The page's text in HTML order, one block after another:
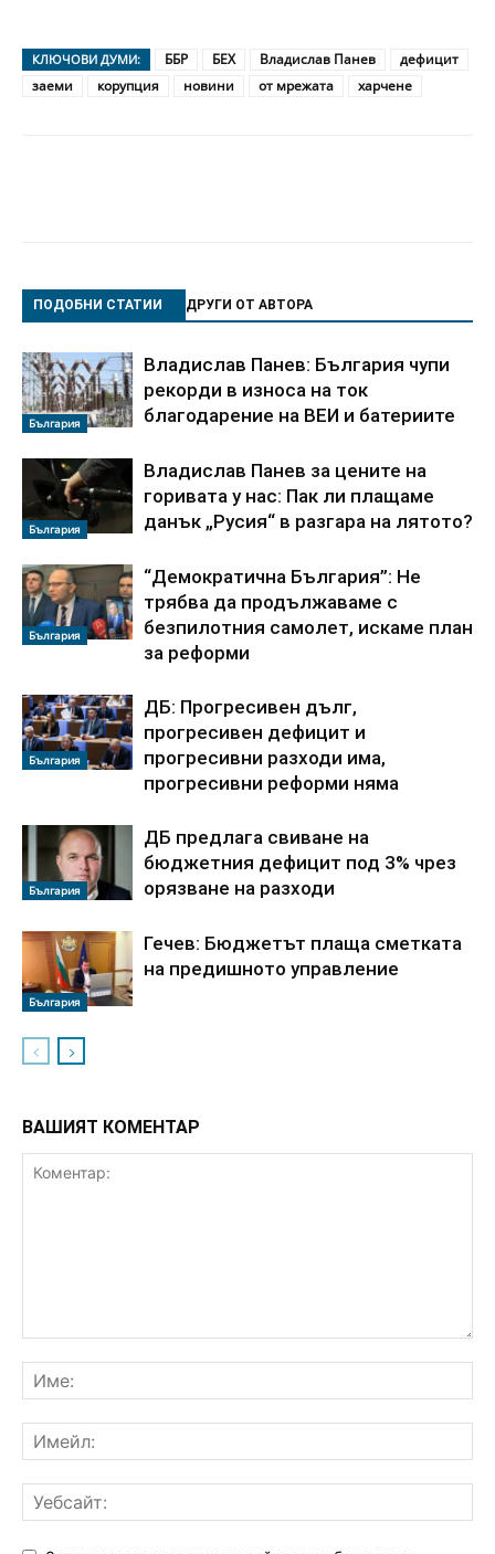
КЛЮЧОВИ ДУМИ: ББР БЕХ Владислав Панев
дефицит
заеми
корупция новини от мрежата харчене
ПОДОБНИ СТАТИИ ДРУГИ ОТ АВТОРА
България
Владислав Панев: България чупи
рекорди в износа на ток
благодарение на ВЕИ и батериите
България
Владислав Панев за цените на
горивата у нас: Пак ли плащаме
данък „Русия“ в разгара на лятото?
България
“Демократична България”: Не
трябва да продължаваме с
безпилотния самолет, искаме план
за реформи
България
ДБ: Прогресивен дълг,
прогресивен дефицит и
прогресивни разходи има,
прогресивни реформи няма
България
ДБ предлага свиване на
бюджетния дефицит под 3% чрез
орязване на разходи
България
Гечев: Бюджетът плаща сметката
на предишното управление
ВАШИЯТ КОМЕНТАР